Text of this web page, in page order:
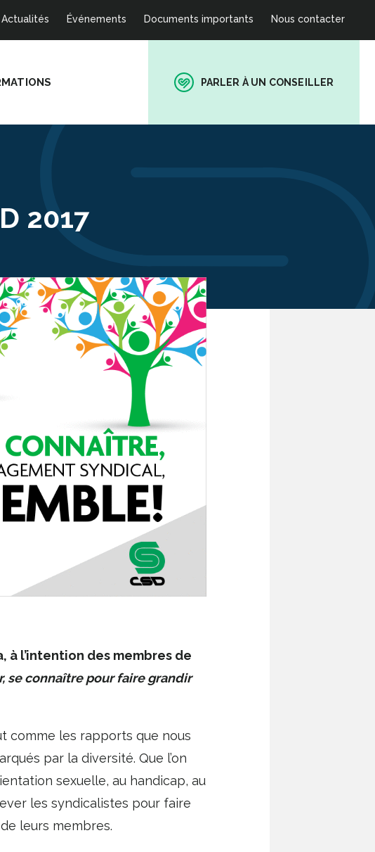
Actualités Événements Documents importants Nous contacter
PARLER À UN CONSEILLER
2017
à l’intention des membres de
se connaître pour faire grandir
comme les rapports que nous
par la diversité. Que l’on
sexuelle, au handicap, au
les syndicalistes pour faire
leurs membres.